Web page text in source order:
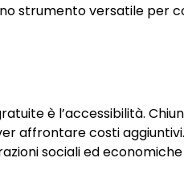
strumento versatile per
è l’accessibilità.
affrontare costi
sociali ed